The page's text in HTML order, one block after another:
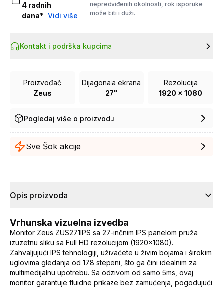
4 radnih
dana* Vidi više
nepredviđenih okolnosti, rok isporuke
može biti i duži.
Kontakt i podrška kupcima
Proizvođač
Zeus
Dijagonala ekrana
27"
Rezolucija
1920 x 1080
Pogledaj više o proizvodu
Sve Šok akcije
Opis proizvoda
Vrhunska vizuelna izvedba
Monitor Zeus ZUS271IPS sa 27-inčnim IPS panelom pruža
izuzetnu sliku sa Full HD rezolucijom (1920x1080).
Zahvaljujući IPS tehnologiji, uživaćete u živim bojama i širokim
uglovima gledanja od 178 stepeni, što ga čini idealnim za
multimedijalnu upotrebu. Sa odzivom od samo 5ms, ovaj
monitor garantuje fluidne prikaze bez zamućenja, pogodujući